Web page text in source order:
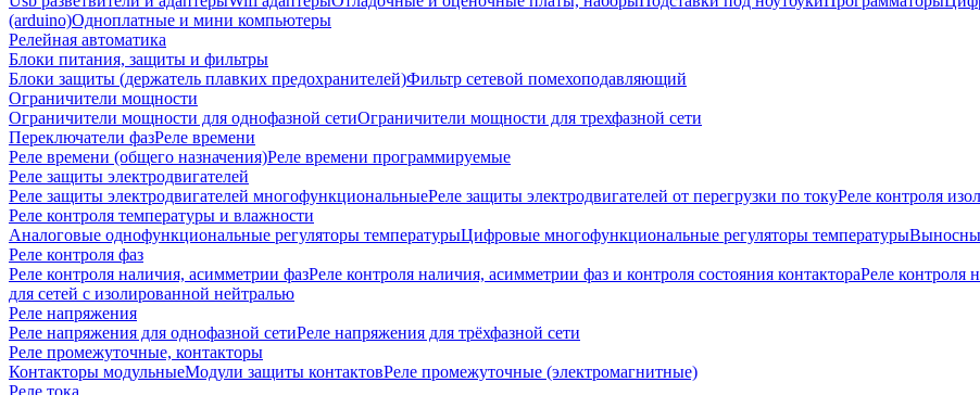
(arduino)Одноплатные и мини компьютеры
Релейная автоматика
Блоки питания, защиты и фильтры
Блоки защиты (держатель плавких предохранителей)Фильтр сетевой помехоподавляющий
Ограничители мощности
Ограничители мощности для однофазной сетиОграничители мощности для трехфазной сети
Переключатели фазРеле времени
Реле времени (общего назначения)Реле времени программируемые
Реле защиты электродвигателей
Реле защиты электродвигателей многофункциональныеРеле защиты электродвигателей от перегрузки по токуРеле контроля
Реле контроля температуры и влажности
Аналоговые однофункциональные регуляторы температурыЦифровые многофункциональные регуляторы температуры
Реле контроля фаз
Реле контроля наличия, асимметрии фазРеле контроля наличия, асимметрии фаз и контроля состояния контактораРеле контроля
для сетей с изолированной нейтралью
Реле напряжения
Реле напряжения для однофазной сетиРеле напряжения для трёхфазной сети
Реле промежуточные, контакторы
Контакторы модульныеМодули защиты контактовРеле промежуточные (электромагнитные)